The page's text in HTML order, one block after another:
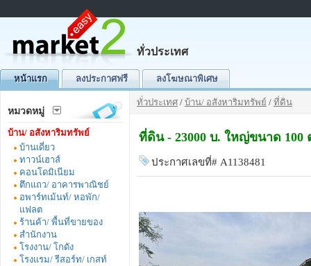
ทั่วประเทศ
หน้าแรก ลงประกาศฟรี ลงโฆษณาพิเศษ
หมวดหมู่
บ้าน/ อสังหาริมทรัพย์
บ้านเดี่ยว
ทาวน์เฮาส์
คอนโดมิเนียม
ตึกแถว/ อาคารพาณิชย์
อพาร์ทเม้นท์/ หอพัก/
แฟลต
ร้านค้า/ พื้นที่ขายของ
สำนักงาน
โรงงาน/ โกดัง
โรงแรม/ รีสอร์ท/ เกสท์
ทั่วประเทศ / บ้าน/ อสังหาริมทรัพย์ / ที่ดิน
ที่ดิน - 23000 บ. ใหญ่ขนาด 100
ประกาศเลขที่# A1138481